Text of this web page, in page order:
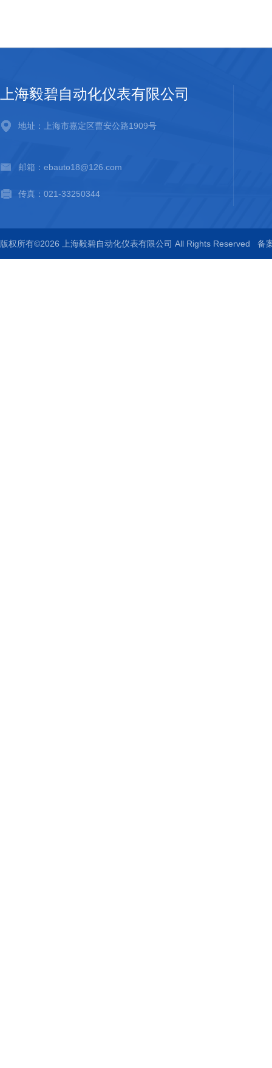
上海毅碧自动化仪表有限公司
地址：上海市嘉定区曹安公路1909号
邮箱：ebauto18@126.com
传真：021-33250344
版权所有©2026 上海毅碧自动化仪表有限公司 All Rights Reserved 备